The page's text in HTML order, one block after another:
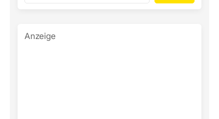
Anzeige